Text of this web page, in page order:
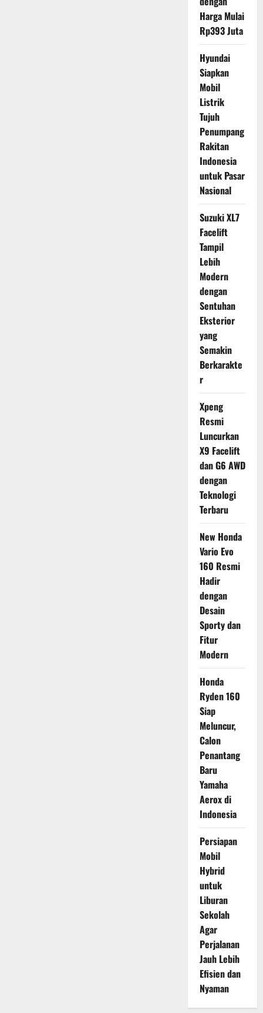
Harga Mulai
Rp393 Juta
Hyundai
Siapkan
Mobil
Listrik
Tujuh
Penumpang
Rakitan
Indonesia
untuk Pasar
Nasional
Suzuki XL7
Facelift
Tampil
Lebih
Modern
dengan
Sentuhan
Eksterior
yang
Semakin
Berkarakte
r
Xpeng
Resmi
Luncurkan
X9 Facelift
dan G6 AWD
dengan
Teknologi
Terbaru
New Honda
Vario Evo
160 Resmi
Hadir
dengan
Desain
Sporty dan
Fitur
Modern
Honda
Ryden 160
Siap
Meluncur,
Calon
Penantang
Baru
Yamaha
Aerox di
Indonesia
Persiapan
Mobil
Hybrid
untuk
Liburan
Sekolah
Agar
Perjalanan
Jauh Lebih
Efisien dan
Nyaman